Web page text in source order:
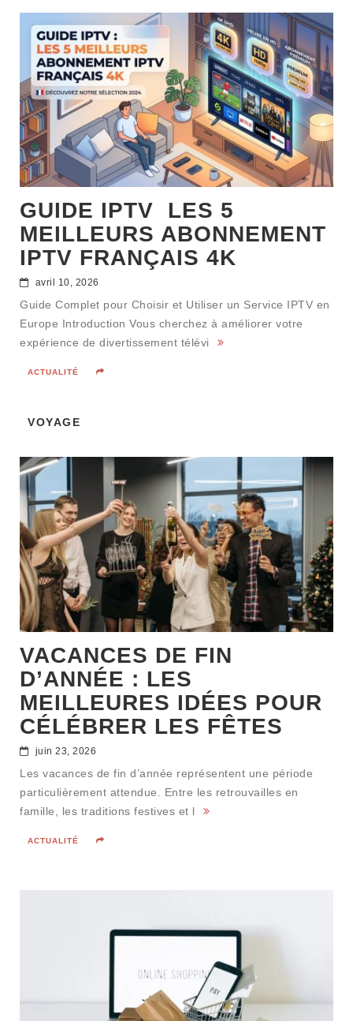
GUIDE IPTV LES 5
MEILLEURS ABONNEMENT
IPTV FRANÇAIS 4K
avril 10, 2026
Guide Complet pour Choisir et Utiliser un Service IPTV en
Europe Introduction Vous cherchez à améliorer votre
expérience de divertissement télévi
ACTUALITÉ
VOYAGE
VACANCES DE FIN
D’ANNÉE : LES
MEILLEURES IDÉES POUR
CÉLÉBRER LES FÊTES
juin 23, 2026
Les vacances de fin d’année représentent une période
particulièrement attendue. Entre les retrouvailles en
famille, les traditions festives et l
ACTUALITÉ